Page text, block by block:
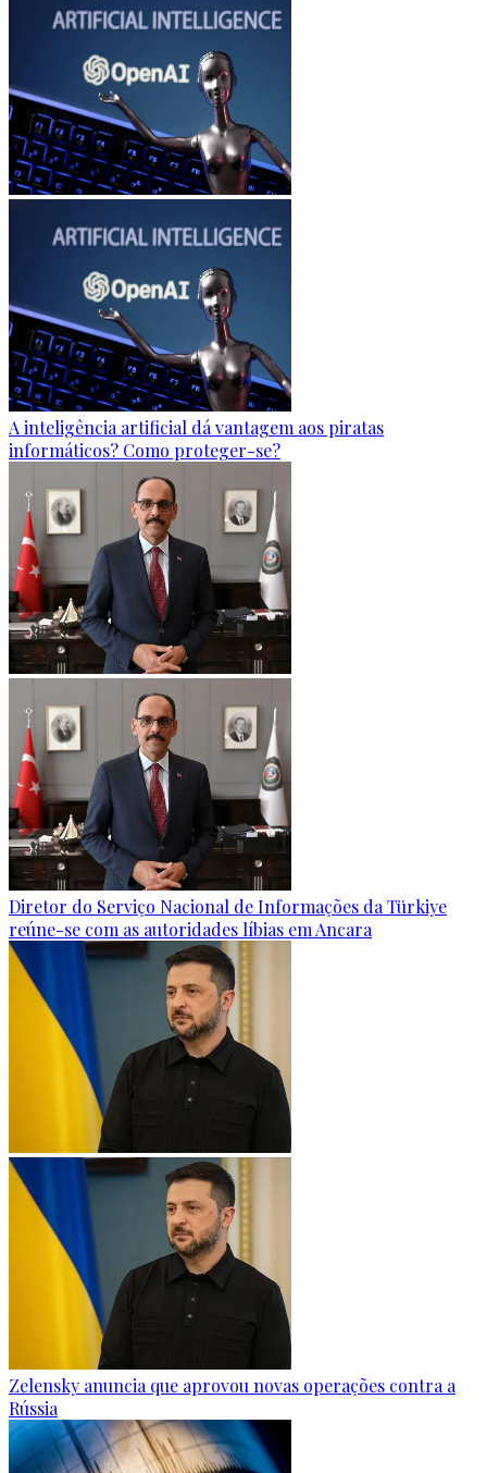
A inteligência artificial dá vantagem aos piratas
informáticos? Como proteger-se?
Diretor do Serviço Nacional de Informações da Türkiye
reúne-se com as autoridades líbias em Ancara
Zelensky anuncia que aprovou novas operações contra a
Rússia